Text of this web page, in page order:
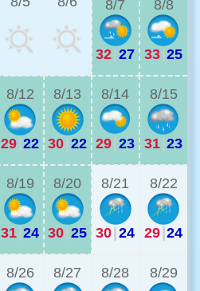
8/7
32 27
8/8
33 25
8/12
29 22
8/13
30 22
8/14
29 23
8/15
31 23
8/19
31 24
8/20
30 25
8/21
30 24
8/22
29 24
8/26 8/27 8/28 8/29